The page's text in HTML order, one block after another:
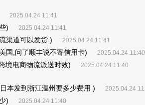
2025.04.24 11:41
) 2025.04.24 11:41
渠道可以发货 ) 2025.04.24 11:41
国,问了顺丰说不寄信用卡) 2025.04.24 11:40
境电商物流派送时效) 2025.04.24 11:40
本发到浙江温州要多少费用 ) 2025.04.24
) 2025.04.24 11:40